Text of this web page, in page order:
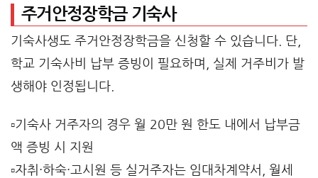
주거안정장학금 기숙사
기숙사생도 주거안정장학금을 신청할 수 있습니다. 단,
학교 기숙사비 납부 증빙이 필요하며, 실제 거주비가 발
생해야 인정됩니다.
▫️기숙사 거주자의 경우 월 20만 원 한도 내에서 납부금
액 증빙 시 지원
▫️자취·하숙·고시원 등 실거주자는 임대차계약서, 월세